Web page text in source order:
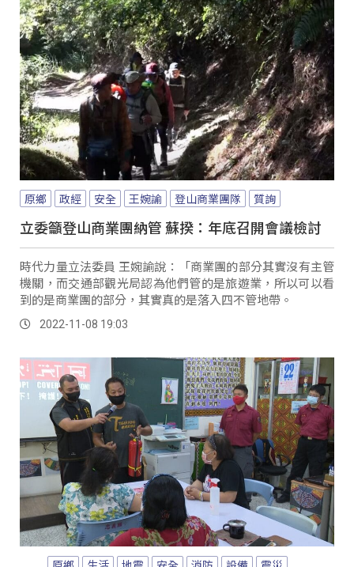
原鄉 政經 安全 王婉諭 登山商業團隊 質詢
立委籲登山商業團納管 蘇揆：年底召開會議檢討
時代力量立法委員 王婉諭說：「商業團的部分其實沒有主管
機關，而交通部觀光局認為他們管的是旅遊業，所以可以看
到的是商業團的部分，其實真的是落入四不管地帶。
2022-11-08 19:03